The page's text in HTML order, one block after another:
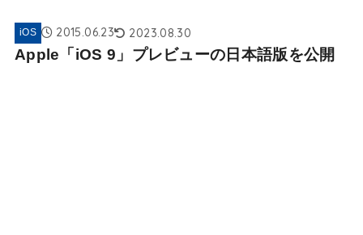
iOS 2015.06.23 2023.08.30
Apple「iOS 9」プレビューの日本語版を公開